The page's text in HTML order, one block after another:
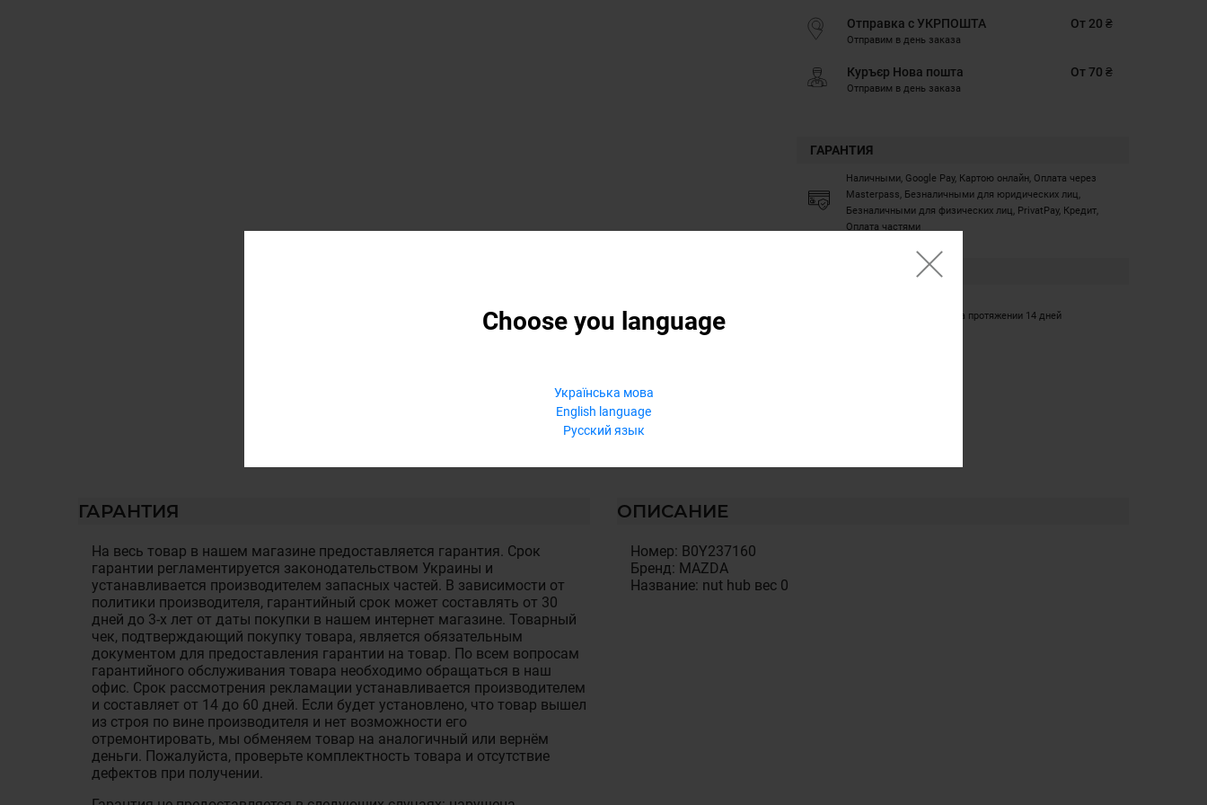
Choose you language
Українська мова
English language
Русский язык
Отправка с УКРПОШТА
Отправим в день заказа
От 20 ₴
Куръєр Нова пошта
Отправим в день заказа
От 70 ₴
ГАРАНТИЯ
Наличными, Google Pay, Картою онлайн, Оплата через
Masterpass, Безналичными для юридических лиц,
Безналичными для физических лиц, PrivatPay, Кредит,
Оплата частями
Обмен/возврат товара на протяжении 14 дней
ГАРАНТИЯ
На весь товар в нашем магазине предоставляется гарантия. Срок
гарантии регламентируется законодательством Украины и
устанавливается производителем запасных частей. В зависимости от
политики производителя, гарантийный срок может составлять от 30
дней до 3-х лет от даты покупки в нашем интернет магазине. Товарный
чек, подтверждающий покупку товара, является обязательным
документом для предоставления гарантии на товар. По всем вопросам
гарантийного обслуживания товара необходимо обращаться в наш
офис. Срок рассмотрения рекламации устанавливается производителем
и составляет от 14 до 60 дней. Если будет установлено, что товар вышел
из строя по вине производителя и нет возможности его
отремонтировать, мы обменяем товар на аналогичный или вернём
деньги. Пожалуйста, проверьте комплектность товара и отсутствие
дефектов при получении.
ОПИСАНИЕ
Номер: B0Y237160
Бренд: MAZDA
Название: nut hub вес 0